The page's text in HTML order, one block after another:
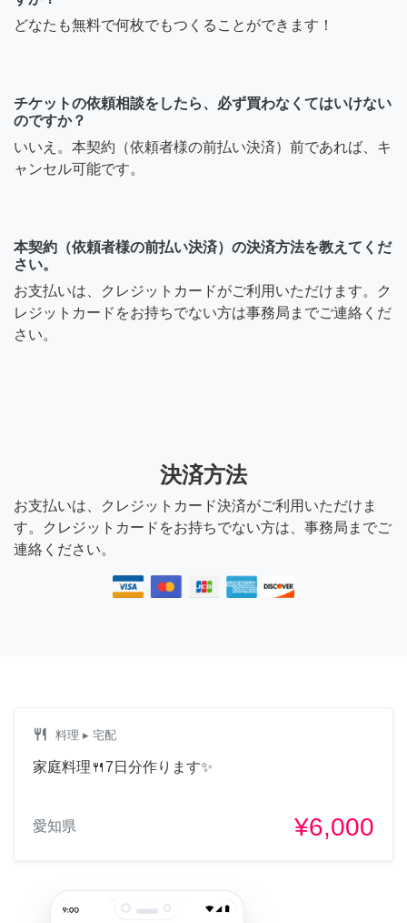
大理石ネイル1000円で（高
級ストーンやスタッズは付
け放題） 弥富までの出張費
しやオフがなければ、総額
なります。
富なのですが大理石ネイル
してもらいたい場合はおい
くらで来ていただけます
か？ちなみにこちらも1歳の
張は県内500〜1000円程度
9年前
どなたも無料で何枚でもつくることができます！
チケットの依頼相談をしたら、必ず買わなくてはいけない
のですか？
いいえ。本契約（依頼者様の前払い決済）前であれば、キ
ャンセル可能です。
本契約（依頼者様の前払い決済）の決済方法を教えてくだ
さい。
お支払いは、クレジットカードがご利用いただけます。ク
レジットカードをお持ちでない方は事務局までご連絡くだ
さい。
決済方法
お支払いは、クレジットカード決済がご利用いただけま
す。クレジットカードをお持ちでない方は、事務局までご
連絡ください。
restaurant 料理 ▸ 宅配
家庭料理🍴7日分作ります✨
愛知県 ¥6,000